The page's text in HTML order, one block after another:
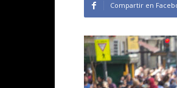
Compartir en